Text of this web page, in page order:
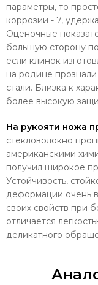
параметры, то
коррозии - 7,
Оценочные
большую сторону
если клинок
на родине
стали. Близка к
более высокую
На рукояти ножа
стекловолокно
американскими
получил широкое
Устойчивость,
деформации очень
своих свойств при
отличается
деликатного